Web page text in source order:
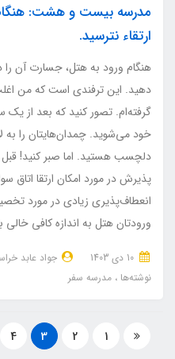
مدرسه بیست و هشت:
ارتقاء نترسید.
هنگام ورود به هتل، جسارت آن را
دهید. این ترفندی است که من
گرفته‌ام. تصور کنید که بعد از
خود می‌شوید. چمدان‌هایتان را به
دلچسب هستید. اما صبر کنید! قبل
پذیرش در مورد امکان ارتقا اتاق
انعطاف‌پذیری زیادی در مورد
ورودتان هتل به اندازه کافی خالی
جواد عابد
نوشته‌ها
مدرسه سفر
1
2
3
4